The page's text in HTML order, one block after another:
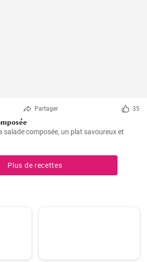
Partager 35
salade composée, un plat savoureux et
Plus de recettes